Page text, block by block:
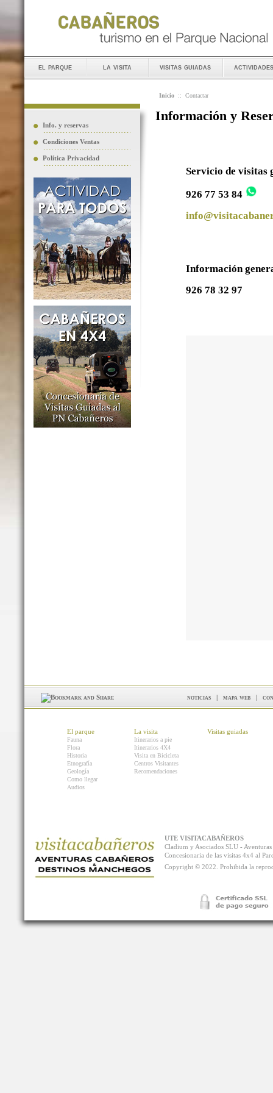
el parque la visita visitas guiadas actividades
Info. y reservas
Condiciones Ventas
Política Privacidad
Inicio :: Contactar
Información y
Servicio de visitas
926 77 53 84
Información
926 78 32 97
noticias | mapa web |
El parque
Fauna
Flora
Historia
Etnografía
Geología
Como llegar
Audios
La visita
Itinerarios a pie
Itinerarios 4X4
Visita en Bicicleta
Centros Visitantes
Recomendaciones
Visitas guiadas
UTE VISITACABAÑEROS
Cladium y Asociados SLU -
Concesionaria de las visitas 4x4 al
Copyright © 2022. Prohibida la